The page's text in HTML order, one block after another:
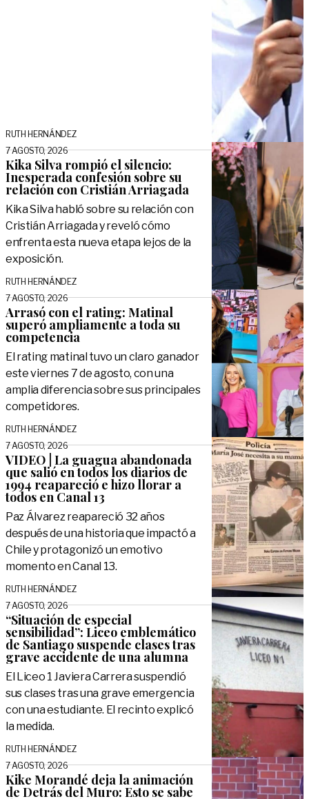
RUTH HERNÁNDEZ
7 AGOSTO, 2026
Kika Silva rompió el silencio:
Inesperada confesión sobre su
relación con Cristián Arriagada
Kika Silva habló sobre su relación con
Cristián Arriagada y reveló cómo
enfrenta esta nueva etapa lejos de la
exposición.
RUTH HERNÁNDEZ
7 AGOSTO, 2026
Arrasó con el rating: Matinal
superó ampliamente a toda su
competencia
El rating matinal tuvo un claro ganador
este viernes 7 de agosto, con una
amplia diferencia sobre sus principales
competidores.
RUTH HERNÁNDEZ
7 AGOSTO, 2026
VIDEO | La guagua abandonada
que salió en todos los diarios de
1994 reapareció e hizo llorar a
todos en Canal 13
Paz Álvarez reapareció 32 años
después de una historia que impactó a
Chile y protagonizó un emotivo
momento en Canal 13.
RUTH HERNÁNDEZ
7 AGOSTO, 2026
“Situación de especial
sensibilidad”: Liceo emblemático
de Santiago suspende clases tras
grave accidente de una alumna
El Liceo 1 Javiera Carrera suspendió
sus clases tras una grave emergencia
con una estudiante. El recinto explicó
la medida.
RUTH HERNÁNDEZ
7 AGOSTO, 2026
Kike Morandé deja la animación
de Detrás del Muro: Esto se sabe